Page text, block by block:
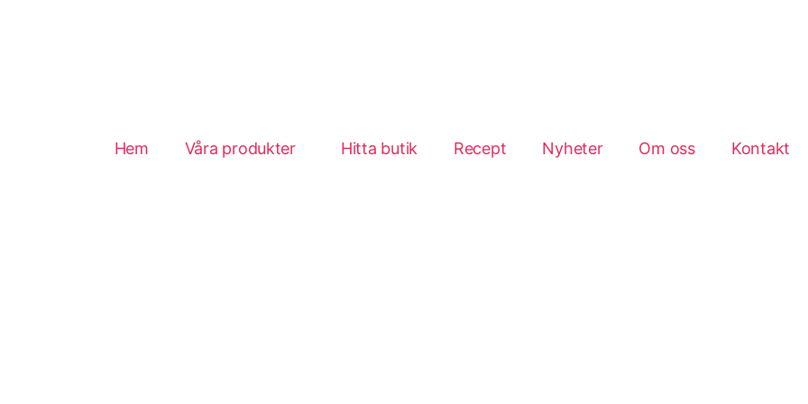
Hem Våra produkter Hitta butik Recept Nyheter Om oss Kontakt